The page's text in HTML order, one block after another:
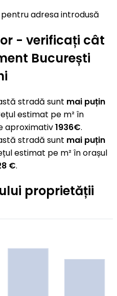
adresa introdusă
- verificați cât
București
stradă sunt mai puțin
estimat pe m² în
aproximativ1936€.
stradă sunt mai puțin
estimat pe m² în orașul
€.
proprietății